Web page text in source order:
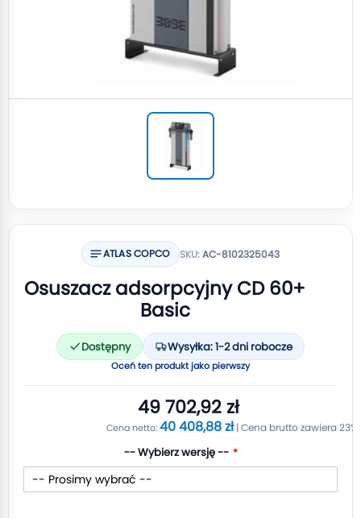
ATLAS COPCO SKU:AC-8102325043
Osuszacz adsorpcyjny CD 60+
Basic
Dostępny Wysyłka: 1-2 dni robocze
Oceń ten produkt jako pierwszy
49 702,92 zł
40 408,88 zł
-- Wybierz wersję --